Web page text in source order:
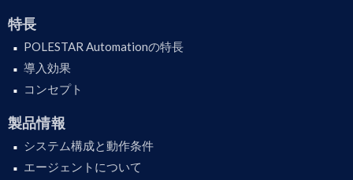
特長
POLESTAR Automationの特長
導入効果
コンセプト
製品情報
システム構成と動作条件
エージェントについて